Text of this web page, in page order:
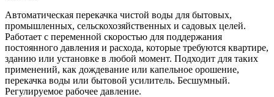
Автоматическая перекачка чистой воды для бытовых,
промышленных, сельскохозяйственных и садовых целей.
Работает с переменной скоростью для поддержания
постоянного давления и расхода, которые требуются квартире,
зданию или установке в любой момент. Подходит для таких
применений, как дождевание или капельное орошение,
перекачка воды или бытовой усилитель. Бесшумный.
Регулируемое рабочее давление.